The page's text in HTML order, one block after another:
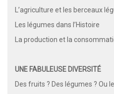
L’agriculture et les berceaux
Les légumes dans l’Histoire
La production et la
UNE FABULEUSE DIVERSITÉ
Des fruits ? Des légumes ?